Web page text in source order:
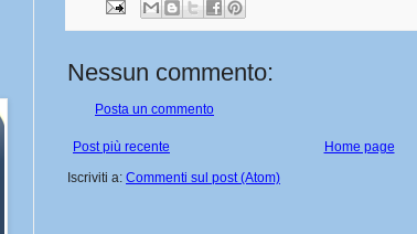
Nessun commento:
Posta un commento
Post più recente
Home page
Iscriviti a: Commenti sul post (Atom)